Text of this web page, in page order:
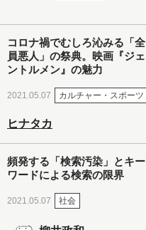
コロナ禍でむしろ沁みる「全
員悪人」の祭典。映画『ジェ
ントルメン』の魅力
2021.05.07 カルチャー・スポーツ
ヒナタカ
頻発する「検索汚染」とキー
ワードによる検索の限界
2021.05.07 社会